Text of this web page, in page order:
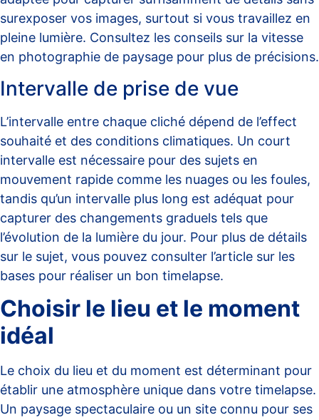
surexposer vos images, surtout si vous travaillez en
pleine lumière. Consultez les conseils sur la vitesse
en photographie de paysage pour plus de précisions.
Intervalle de prise de vue
L’intervalle entre chaque cliché dépend de l’effect
souhaité et des conditions climatiques. Un court
intervalle est nécessaire pour des sujets en
mouvement rapide comme les nuages ou les foules,
tandis qu’un intervalle plus long est adéquat pour
capturer des changements graduels tels que
l’évolution de la lumière du jour. Pour plus de détails
sur le sujet, vous pouvez consulter l’article sur les
bases pour réaliser un bon timelapse.
Choisir le lieu et le moment
idéal
Le choix du lieu et du moment est déterminant pour
établir une atmosphère unique dans votre timelapse.
Un paysage spectaculaire ou un site connu pour ses